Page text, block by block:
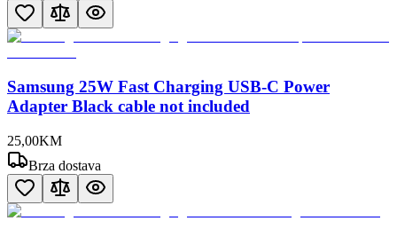
Samsung 25W Fast Charging USB-C Power
Adapter Black cable not included
25,00KM
Brza dostava